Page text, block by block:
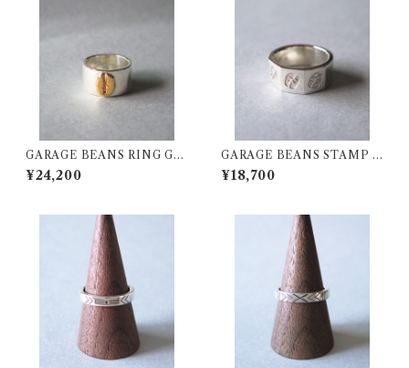
GARAGE BEANS RING Gol
den Bean Plain (Awesome!)
¥24,200
GARAGE BEANS STAMP 3
Faces Ring
¥18,700